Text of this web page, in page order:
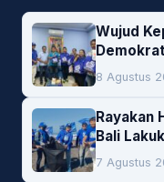
Wujud
Darah
8 Agustus
Rayakan
Bali
7 Agustus